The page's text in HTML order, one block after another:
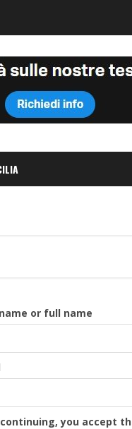
or full name
you accept